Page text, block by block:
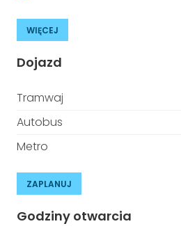
WIĘCEJ
Dojazd
Tramwaj
Autobus
Metro
ZAPLANUJ
Godziny otwarcia